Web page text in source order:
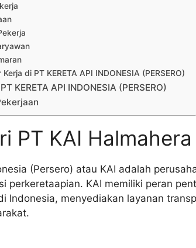
di PT KERETA API INDONESIA (PERSERO)
KERETA API INDONESIA (PERSERO)
PT KAI
(Persero) atau KAI adalah
perkeretaapian. KAI memiliki peran
Indonesia, menyediakan layanan